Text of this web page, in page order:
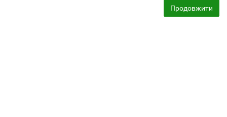
Продовжити